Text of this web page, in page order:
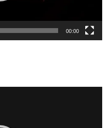
00:00